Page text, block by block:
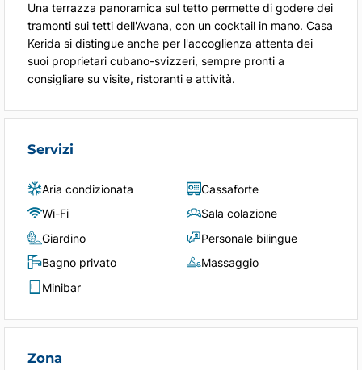
Una terrazza panoramica sul tetto permette di godere dei
tramonti sui tetti dell'Avana, con un cocktail in mano. Casa
Kerida si distingue anche per l'accoglienza attenta dei
suoi proprietari cubano-svizzeri, sempre pronti a
consigliare su visite, ristoranti e attività.
Servizi
Aria condizionata
Wi-Fi
Giardino
Bagno privato
Minibar
Cassaforte
Sala colazione
Personale bilingue
Massaggio
Zona